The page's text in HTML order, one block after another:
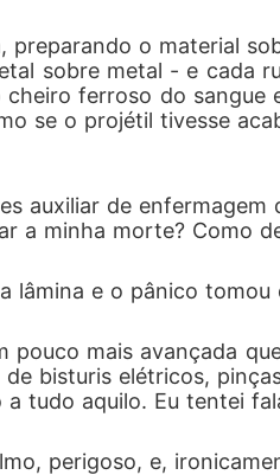
o material
sobre metal - e cada
ferroso do
se o projétil tivesse
auxiliar de
a minha morte? Como
lâmina e o pânico tomou
pouco mais avançada
bisturis elétricos,
tudo aquilo. Eu tentei
perigoso, e,